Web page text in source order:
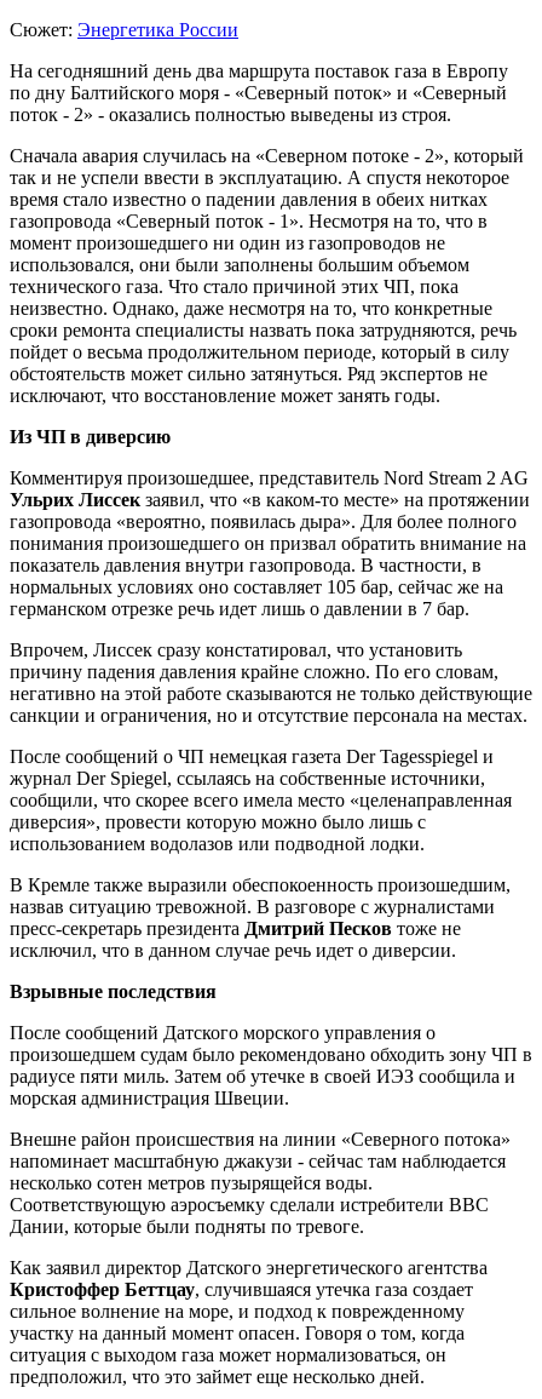
Сюжет: Энергетика России
На сегодняшний день два маршрута поставок газа в Европу
по дну Балтийского моря - «Северный поток» и «Северный
поток - 2» - оказались полностью выведены из строя.
Сначала авария случилась на «Северном потоке - 2», который
так и не успели ввести в эксплуатацию. А спустя некоторое
время стало известно о падении давления в обеих нитках
газопровода «Северный поток - 1». Несмотря на то, что в
момент произошедшего ни один из газопроводов не
использовался, они были заполнены большим объемом
технического газа. Что стало причиной этих ЧП, пока
неизвестно. Однако, даже несмотря на то, что конкретные
сроки ремонта специалисты назвать пока затрудняются, речь
пойдет о весьма продолжительном периоде, который в силу
обстоятельств может сильно затянуться. Ряд экспертов не
исключают, что восстановление может занять годы.
Из ЧП в диверсию
Комментируя произошедшее, представитель Nord Stream 2 AG
Ульрих Лиссек заявил, что «в каком-то месте» на протяжении
газопровода «вероятно, появилась дыра». Для более полного
понимания произошедшего он призвал обратить внимание на
показатель давления внутри газопровода. В частности, в
нормальных условиях оно составляет 105 бар, сейчас же на
германском отрезке речь идет лишь о давлении в 7 бар.
Впрочем, Лиссек сразу констатировал, что установить
причину падения давления крайне сложно. По его словам,
негативно на этой работе сказываются не только действующие
санкции и ограничения, но и отсутствие персонала на местах.
После сообщений о ЧП немецкая газета Der Tagesspiegel и
журнал Der Spiegel, ссылаясь на собственные источники,
сообщили, что скорее всего имела место «целенаправленная
диверсия», провести которую можно было лишь с
использованием водолазов или подводной лодки.
В Кремле также выразили обеспокоенность произошедшим,
назвав ситуацию тревожной. В разговоре с журналистами
пресс-секретарь президента Дмитрий Песков тоже не
исключил, что в данном случае речь идет о диверсии.
Взрывные последствия
После сообщений Датского морского управления о
произошедшем судам было рекомендовано обходить зону ЧП в
радиусе пяти миль. Затем об утечке в своей ИЭЗ сообщила и
морская администрация Швеции.
Внешне район происшествия на линии «Северного потока»
напоминает масштабную джакузи - сейчас там наблюдается
несколько сотен метров пузырящейся воды.
Соответствующую аэросъемку сделали истребители ВВС
Дании, которые были подняты по тревоге.
Как заявил директор Датского энергетического агентства
Кристоффер Беттцау, случившаяся утечка газа создает
сильное волнение на море, и подход к поврежденному
участку на данный момент опасен. Говоря о том, когда
ситуация с выходом газа может нормализоваться, он
предположил, что это займет еще несколько дней.